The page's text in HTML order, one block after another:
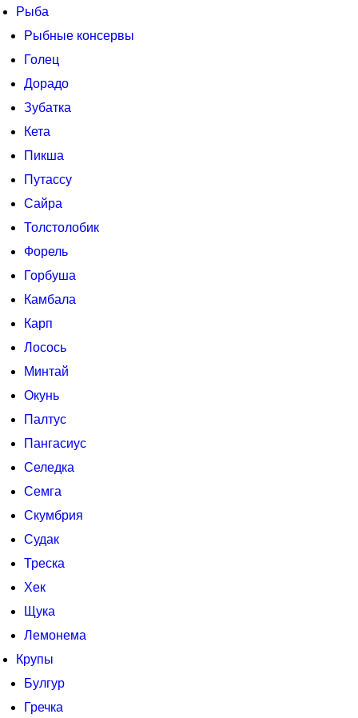
Рыба
Рыбные консервы
Голец
Дорадо
Зубатка
Кета
Пикша
Путассу
Сайра
Толстолобик
Форель
Горбуша
Камбала
Карп
Лосось
Минтай
Окунь
Палтус
Пангасиус
Селедка
Семга
Скумбрия
Судак
Треска
Хек
Щука
Лемонема
Крупы
Булгур
Гречка